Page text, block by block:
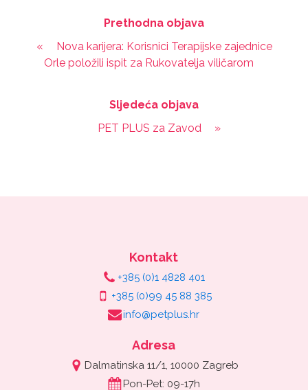
Prethodna objava
«
Nova karijera: Korisnici Terapijske zajednice
Orle položili ispit za Rukovatelja viličarom
Sljedeća objava
PET PLUS za Zavod
»
Kontakt
+385 (0)1 4828 401
+385 (0)99 45 88 385
info@petplus.hr
Adresa
Dalmatinska 11/1, 10000 Zagreb
Pon-Pet: 09-17h